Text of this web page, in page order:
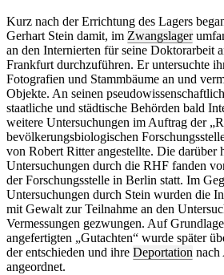
Kurz nach der Errichtung des Lagers
Gerhart Stein damit, im Zwangslager
an den Internierten für seine Doktorarbeit
Frankfurt durchzuführen. Er untersuchte
Fotografien und Stammbäume an und
Objekte. An seinen
staatliche und städtische Behörden bald
weitere Untersuchungen im Auftrag der
bevölkerungsbiologischen
von Robert Ritter angestellte. Die darüber
Untersuchungen durch die RHF fanden
der Forschungsstelle in Berlin statt. Im
Untersuchungen durch Stein wurden die
mit Gewalt zur Teilnahme an den
Vermessungen gezwungen. Auf
angefertigten „Gutachten“ wurde später
der entschieden und ihre Deportation nach
angeordnet.